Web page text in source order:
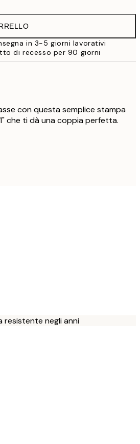
32,45 €
in 3-5 giorni lavorativi
di recesso per 90 giorni
con questa semplice stampa
che ti dà una coppia perfetta.
resistente negli anni